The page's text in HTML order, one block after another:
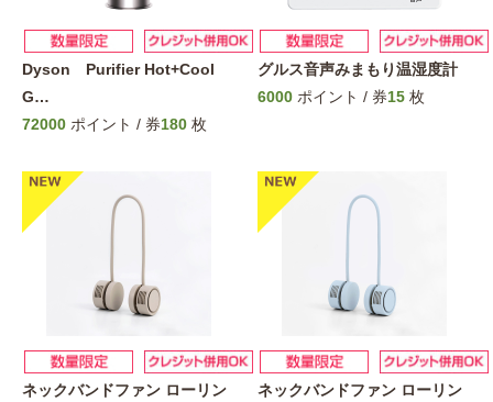
Dyson Purifier Hot+Cool
G…
72000 ポイント / 券180 枚
グルス音声みまもり温湿度計
6000 ポイント / 券15 枚
ネックバンドファン ローリン
ネックバンドファン ローリン